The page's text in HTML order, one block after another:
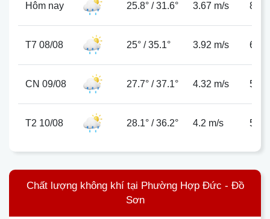
Hôm nay 25.8° /31.6° 3.67 m/s 80%
T7 08/08 25° /35.1° 3.92 m/s 62%
CN 09/08 27.7° /37.1° 4.32 m/s 55%
T2 10/08 28.1° /36.2° 4.2 m/s 59%
Chất lượng không khí tại Phường Hợp Đức - Đồ
Sơn